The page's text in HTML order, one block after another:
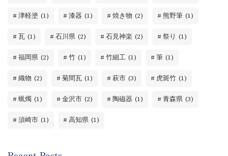
津軽塗 (1) 漆器 (1) 焼き物 (2) 熊野筆 (1)
瓦 (1) 石川県 (2) 石見神楽 (2) 祭り (1)
福岡県 (2) 竹 (1) 竹細工 (1) 筆 (1)
織物 (2) 菊間瓦 (1) 萩市 (3) 虎斑竹 (1)
蝋燭 (1) 金沢市 (2) 陶磁器 (1) 青森県 (3)
須崎市 (1) 高知県 (1)